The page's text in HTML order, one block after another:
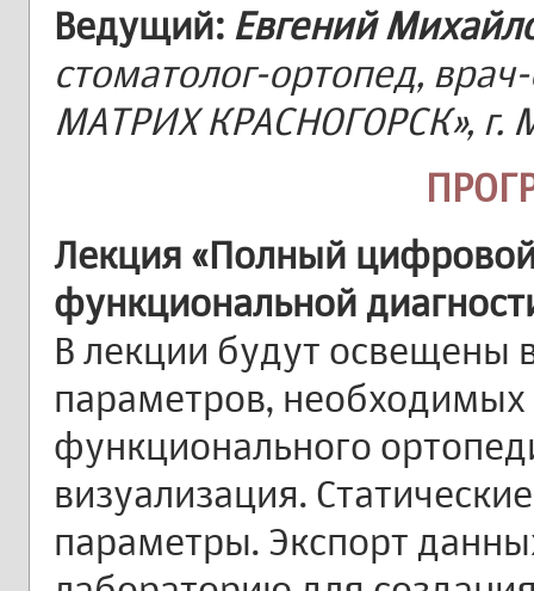
Ведущий: Евгений
стоматолог-ортопед,
МАТРИХ КРАСНОГОРСК», г.
Лекция «Полный
функциональной
В лекции будут освещены
параметров,
функционального
визуализация.
параметры. Экспорт